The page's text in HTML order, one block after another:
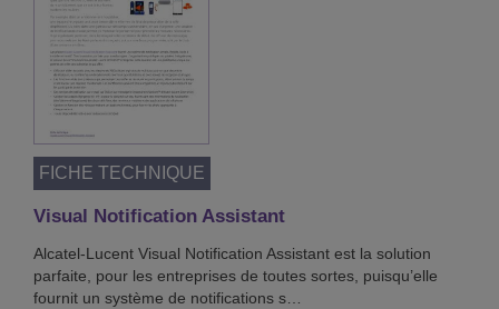
FICHE TECHNIQUE
Visual Notification Assistant
Alcatel-Lucent Visual Notification Assistant est la solution
parfaite, pour les entreprises de toutes sortes, puisqu’elle
fournit un système de notifications s…